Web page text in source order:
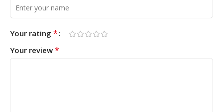
Your rating *
Your review *